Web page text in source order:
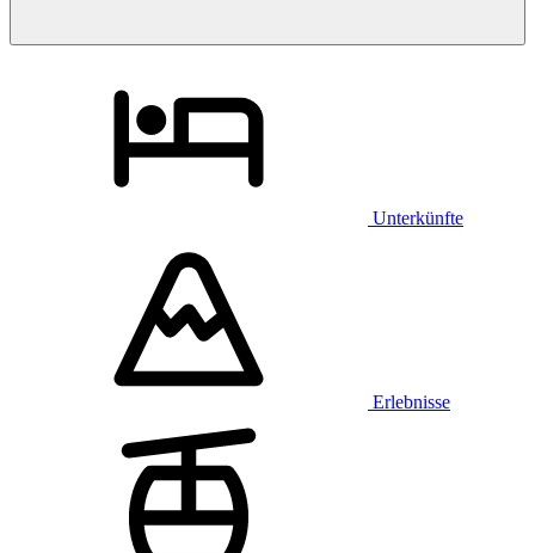
Unterkünfte
Erlebnisse